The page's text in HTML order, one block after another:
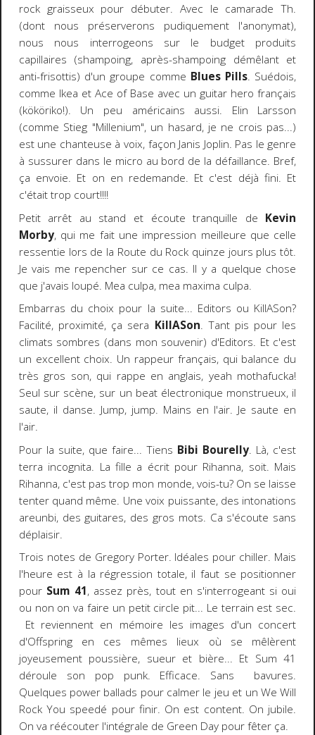
rock graisseux pour débuter. Avec le camarade Th.
(dont nous préserverons pudiquement l'anonymat),
nous nous interrogeons sur le budget produits
capillaires (shampoing, après-shampoing démêlant et
anti-frisottis) d'un groupe comme Blues Pills. Suédois,
comme Ikea et Ace of Base avec un guitar hero français
(kököriko!). Un peu américains aussi. Elin Larsson
(comme Stieg "Millenium", un hasard, je ne crois pas...)
est une chanteuse à voix, façon Janis Joplin. Pas le genre
à sussurer dans le micro au bord de la défaillance. Bref,
ça envoie. Et on en redemande. Et c'est déjà fini. Et
c'était trop court!!!!
Petit arrêt au stand et écoute tranquille de Kevin
Morby, qui me fait une impression meilleure que celle
ressentie lors de la Route du Rock quinze jours plus tôt.
Je vais me repencher sur ce cas. Il y a quelque chose
que j'avais loupé. Mea culpa, mea maxima culpa.
Embarras du choix pour la suite... Editors ou KillASon?
Facilité, proximité, ça sera KillASon. Tant pis pour les
climats sombres (dans mon souvenir) d'Editors. Et c'est
un excellent choix. Un rappeur français, qui balance du
très gros son, qui rappe en anglais, yeah mothafucka!
Seul sur scène, sur un beat électronique monstrueux, il
saute, il danse. Jump, jump. Mains en l'air. Je saute en
l'air.
Pour la suite, que faire... Tiens Bibi Bourelly. Là, c'est
terra incognita. La fille a écrit pour Rihanna, soit. Mais
Rihanna, c'est pas trop mon monde, vois-tu? On se laisse
tenter quand même. Une voix puissante, des intonations
areunbi, des guitares, des gros mots. Ca s'écoute sans
déplaisir.
Trois notes de Gregory Porter. Idéales pour chiller. Mais
l'heure est à la régression totale, il faut se positionner
pour Sum 41, assez près, tout en s'interrogeant si oui
ou non on va faire un petit circle pit... Le terrain est sec.
Et reviennent en mémoire les images d'un concert
d'Offspring en ces mêmes lieux où se mêlèrent
joyeusement poussière, sueur et bière... Et Sum 41
déroule son pop punk. Efficace. Sans bavures.
Quelques power ballads pour calmer le jeu et un We Will
Rock You speedé pour finir. On est content. On jubile.
On va réécouter l'intégrale de Green Day pour fêter ça.